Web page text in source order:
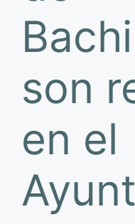
son
en el